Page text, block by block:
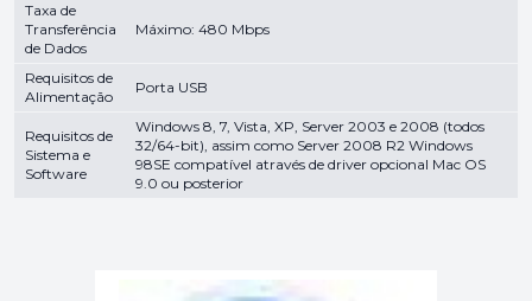
Taxa de
Transferência
de Dados
Máximo: 480 Mbps
Requisitos de
Alimentação
Porta USB
Requisitos de
Sistema e
Software
Windows 8, 7, Vista, XP, Server 2003 e 2008 (todos
32/64-bit), assim como Server 2008 R2 Windows
98SE compatível através de driver opcional Mac OS
9.0 ou posterior